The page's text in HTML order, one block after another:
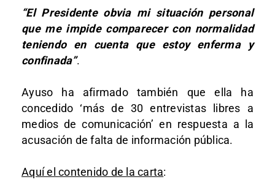
“El Presidente obvia mi situación personal
que me impide comparecer con normalidad
teniendo en cuenta que estoy enferma y
confinada”.
Ayuso ha afirmado también que ella ha
concedido ‘más de 30 entrevistas libres a
medios de comunicación’ en respuesta a la
acusación de falta de información pública.
Aquí el contenido de la carta: